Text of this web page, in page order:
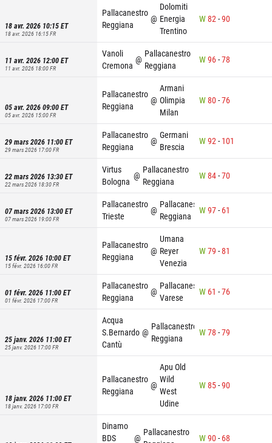
18 avr. 2026 10:15ET
18 avr. 2026 16:15FR
Pallacanestro
Reggiana
@
Dolomiti
Energia
Trentino
W82-90
11 avr. 2026 12:00ET
11 avr. 2026 18:00FR
Vanoli
Cremona
@
Pallacanestro
Reggiana
W96-78
05 avr. 2026 09:00ET
05 avr. 2026 15:00FR
Pallacanestro
Reggiana
@
Armani
Olimpia
Milan
W80-76
29 mars 2026 11:00ET
29 mars 2026 17:00FR
Pallacanestro
Reggiana
@
Germani
Brescia
W92- 101
22 mars 2026 13:30ET
22 mars 2026 18:30FR
Virtus
Bologna
@
Pallacanestro
Reggiana
W84-70
07 mars 2026 13:00ET
07 mars 2026 19:00FR
Pallacanestro
Trieste
@
Pallacanestro
Reggiana
W97- 61
15 févr. 2026 10:00ET
15 févr. 2026 16:00FR
Pallacanestro
Reggiana
@
Umana
Reyer
Venezia
W79 -81
01 févr. 2026 11:00ET
01 févr. 2026 17:00FR
Pallacanestro
Reggiana
@
Pallacanestro
Varese
W 61 -76
25 janv. 2026 11:00ET
25 janv. 2026 17:00FR
Acqua
S.Bernardo
Cantù
@
Pallacanestro
Reggiana
W78 -79
18 janv. 2026 11:00ET
18 janv. 2026 17:00FR
Pallacanestro
Reggiana
@
Apu Old
Wild
West
Udine
W85-90
Dinamo
BDS
@
Pallacanestro
W90- 68